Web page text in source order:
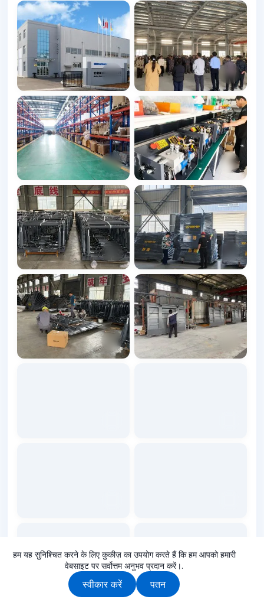
हम यह सुनिश्चित करने के लिए कुकीज़ का उपयोग करते हैं कि हम आपको हमारी
वेबसाइट पर सर्वोत्तम अनुभव प्रदान करें।.
स्वीकार करें पतन